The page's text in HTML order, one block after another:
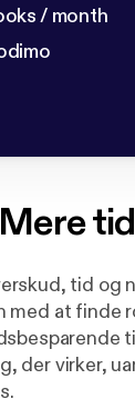
/ month
Mere
tid
med at finde
der virker,